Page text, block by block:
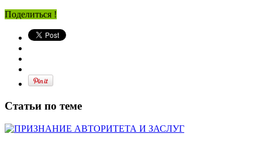
Поделиться !
Статьи по теме